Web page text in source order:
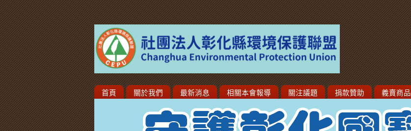
首頁 關於我們 最新消息 相關本會報導 關注議題 捐款贊助 義賣商品